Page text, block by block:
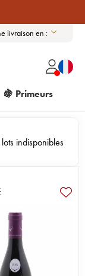
livraison en :
🍇 Primeurs
indisponibles